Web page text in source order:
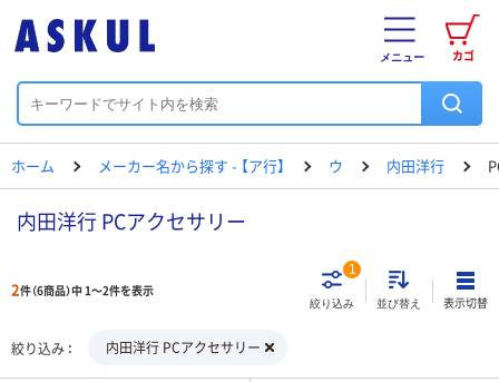
カゴ
メニュー
ホーム メーカー名から探す - 【ア行】 ウ 内田洋行
内田洋行 PCアクセサリー
2件（6商品）中 1～2件を表示
絞り込み
1
並び替え 表示切替
絞り込み 内田洋行 PCアクセサリー